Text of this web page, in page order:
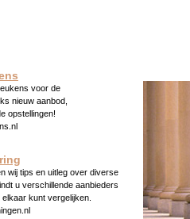
voor de
nieuw aanbod,
opstellingen!
wij tips en uitleg over diverse
u verschillende aanbieders
kunt vergelijken.